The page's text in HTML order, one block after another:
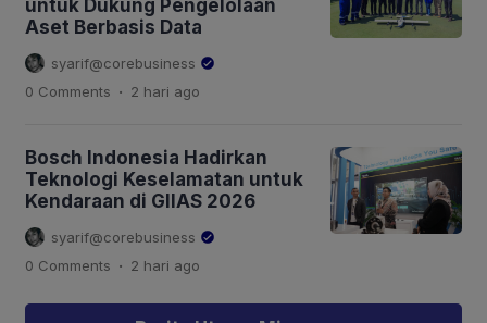
untuk Dukung Pengelolaan
Aset Berbasis Data
syarif@corebusiness
0 Comments . 2 hari ago
Bosch Indonesia Hadirkan
Teknologi Keselamatan untuk
Kendaraan di GIIAS 2026
syarif@corebusiness
0 Comments . 2 hari ago